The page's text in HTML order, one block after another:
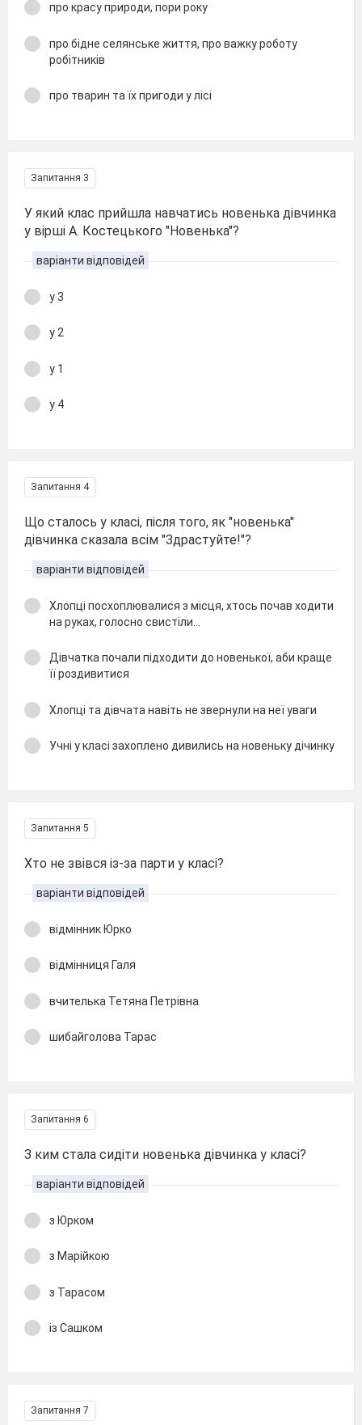
про красу природи, пори року
про бідне селянське життя, про важку роботу
робітників
про тварин та їх пригоди у лісі
Запитання 3
У який клас прийшла навчатись новенька дівчинка
у вірші А. Костецького "Новенька"?
варіанти відповідей
у 3
у 2
у 1
у 4
Запитання 4
Що сталось у класі, після того, як "новенька"
дівчинка сказала всім "Здрастуйте!"?
варіанти відповідей
Хлопці посхоплювалися з місця, хтось почав ходити
на руках, голосно свистіли...
Дівчатка почали підходити до новенької, аби краще
її роздивитися
Хлопці та дівчата навіть не звернули на неї уваги
Учні у класі захоплено дивились на новеньку дічинку
Запитання 5
Хто не звівся із-за парти у класі?
варіанти відповідей
відмінник Юрко
відмінниця Галя
вчителька Тетяна Петрівна
шибайголова Тарас
Запитання 6
З ким стала сидіти новенька дівчинка у класі?
варіанти відповідей
з Юрком
з Марійкою
з Тарасом
із Сашком
Запитання 7